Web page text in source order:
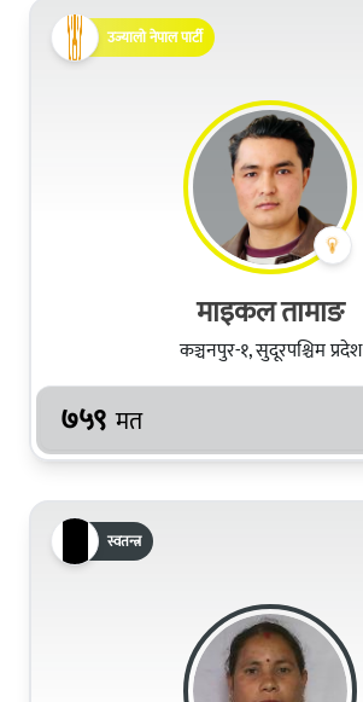
उज्यालो नेपाल पार्टी
माइकल तामाङ
कञ्चनपुर-१, सुदूरपश्चिम प्रदेश
७५९ मत
स्वतन्त्र